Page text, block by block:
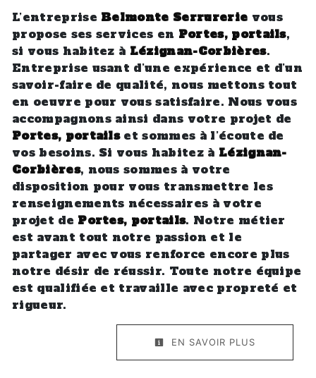
L’entreprise Belmonte Serrurerie vous
propose ses services en Portes, portails,
si vous habitez à Lézignan-Corbières.
Entreprise usant d’une expérience et d’un
savoir-faire de qualité, nous mettons tout
en oeuvre pour vous satisfaire. Nous vous
accompagnons ainsi dans votre projet de
Portes, portailset sommes à l’écoute de
vos besoins. Si vous habitez à Lézignan-
Corbières, nous sommes à votre
disposition pour vous transmettre les
renseignements nécessaires à votre
projet de Portes, portails. Notre métier
est avant tout notre passion et le
partager avec vous renforce encore plus
notre désir de réussir. Toute notre équipe
est qualifiée et travaille avec propreté et
rigueur.
EN SAVOIR PLUS